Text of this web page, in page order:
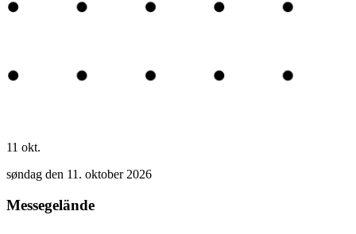
11 okt.
søndag den 11. oktober 2026
Messegelände